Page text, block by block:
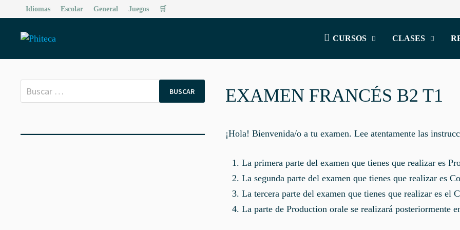
al
contenido
Idiomas Escolar General Juegos 🛒
CURSOS CLASES
EXAMEN FRANCÉS B2 T1
¡Hola! Bienvenida/o a tu examen. Lee atentamente las
La primera parte del examen que tienes que realizar es
La segunda parte del examen que tienes que realizar es
La tercera parte del examen que tienes que realizar es el
La parte de Production orale se realizará posteriormente
Buscar: